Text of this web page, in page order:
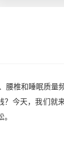
腰椎和睡眠质量
？今天，我们就